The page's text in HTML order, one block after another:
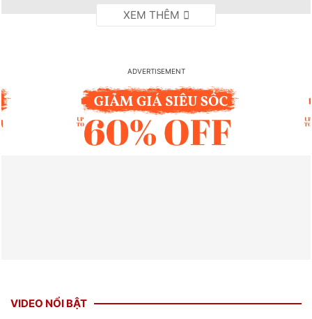
VIDEO NỔI BẬT